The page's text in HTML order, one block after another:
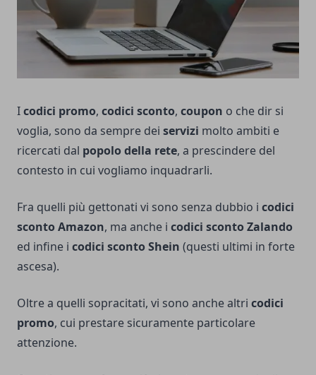
Icodici promo, codici sconto, coupon o che dir si
voglia, sono da sempre dei servizi molto ambiti e
ricercati dal popolo della rete, a prescindere del
contesto in cui vogliamo inquadrarli.
Fra quelli più gettonati vi sono senza dubbio i codici
sconto Amazon, ma anche i codici sconto Zalando
ed infine i codici sconto Shein (questi ultimi in forte
ascesa).
Oltre a quelli sopracitati, vi sono anche altri codici
promo, cui prestare sicuramente particolare
attenzione.